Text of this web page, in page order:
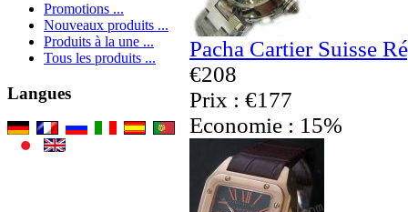
Promotions ...
Nouveaux produits ...
Produits à la une ...
Tous les produits ...
Langues
Pacha Cartier Suisse
€208
Prix : €177
Economie : 15%